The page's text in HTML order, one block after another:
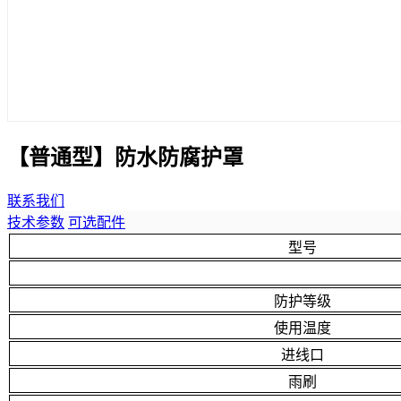
【普通型】防水防腐护罩
联系我们
技术参数 可选配件
型号
防护等级
使用温度
进线口
雨刷